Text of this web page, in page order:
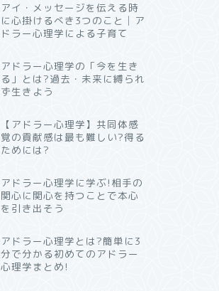
アイ・メッセージを伝える時
に心掛けるべき3つのこと│ア
ドラー心理学による子育て
アドラー心理学の「今を生き
る」とは?過去・未来に縛られ
ず生きよう
【アドラー心理学】共同体感
覚の貢献感は最も難しい?得る
ためには?
アドラー心理学に学ぶ!相手の
関心に関心を持つことで本心
を引き出そう
アドラー心理学とは?簡単に3
分で分かる初めてのアドラー
心理学まとめ!